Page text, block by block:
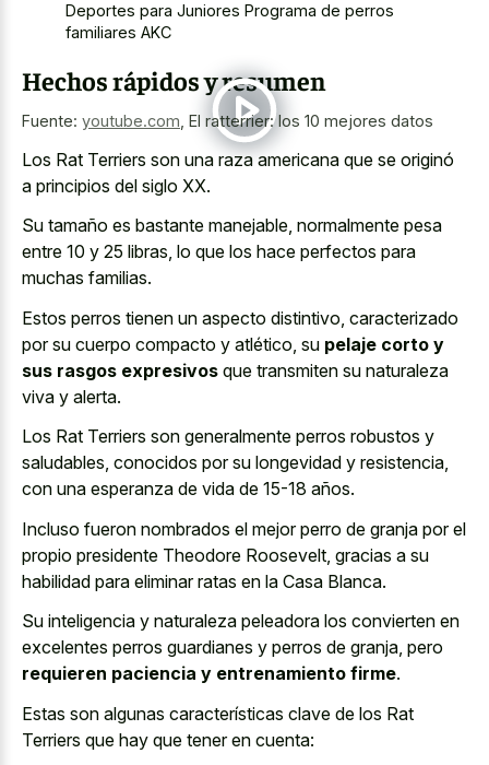
Deportes para Juniores Programa de perros
familiares AKC
Hechos rápidos y resumen
Fuente: youtube.com El ratterrier: los 10 mejores datos
Los Rat Terriers son una raza americana que se originó
a principios del siglo XX.
Su tamaño es bastante manejable, normalmente pesa
entre 10 y 25 libras, lo que los hace perfectos para
muchas familias.
Estos perros tienen un aspecto distintivo, caracterizado
por su cuerpo compacto y atlético, su pelaje corto y
sus rasgos expresivos que transmiten su naturaleza
viva y alerta.
Los Rat Terriers son generalmente perros robustos y
saludables, conocidos por su longevidad y resistencia,
con una esperanza de vida de 15-18 años.
Incluso fueron nombrados el mejor perro de granja por el
propio presidente Theodore Roosevelt, gracias a su
habilidad para eliminar ratas en la Casa Blanca.
Su inteligencia y naturaleza peleadora los convierten en
excelentes perros guardianes y perros de granja, pero
requieren paciencia y entrenamiento firme.
Estas son algunas características clave de los Rat
Terriers que hay que tener en cuenta: